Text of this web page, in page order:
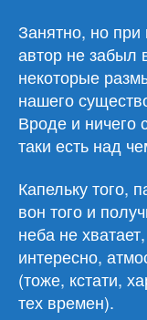
Занятно, но при
автор не забыл
некоторые
нашего
Вроде и ничего
таки есть над
Капельку того,
вон того и
неба не
интересно,
(тоже, кстати,
тех времен).